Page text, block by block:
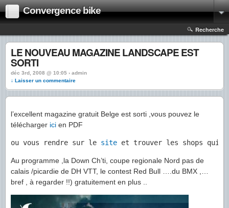
Convergence bike
Recherche
LE NOUVEAU MAGAZINE LANDSCAPE EST
SORTI
déc 3rd, 2008 @ 10:05 › admin
↓ Laisser un commentaire
l’excellent magazine gratuit Belge est sorti ,vous pouvez le
télécharger ici en PDF
ou vous rendre sur le site et trouver les shops qui
Au programme ,la Down Ch’ti, coupe regionale Nord pas de
calais /picardie de DH VTT, le contest Red Bull ….du BMX ,…
bref , à regarder !!) gratuitement en plus ..